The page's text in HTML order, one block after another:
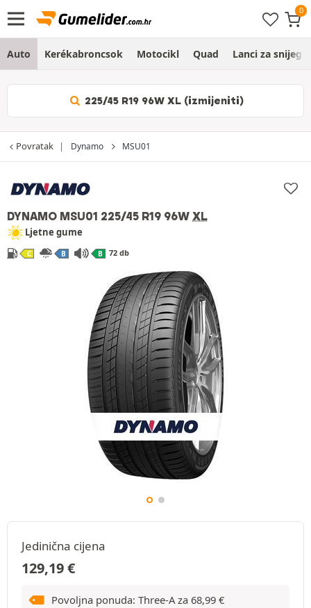
Auto Kerékabroncsok Motocikl Quad Lanci za snijeg
225/45 R19 96W XL (izmijeniti)
Povratak Dynamo MSU01
DYNAMO MSU01 225/45 R19 96W XL
Ljetne gume
C B B 72 db
Jedinična cijena
129,19€
Povoljna ponuda: Three-A za 68,99 €